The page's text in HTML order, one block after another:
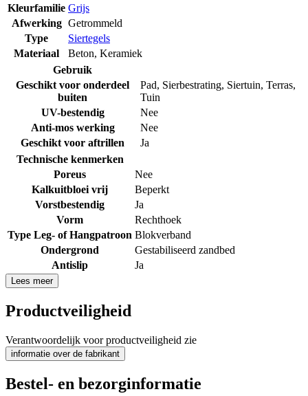
Kleurfamilie Grijs
Afwerking Getrommeld
Type
Siertegels
Materiaal
Beton, Keramiek
Gebruik
Geschikt voor onderdeel
buiten
Pad, Sierbestrating, Siertuin, Terras,
Tuin
UV-bestendig
Nee
Anti-mos werking
Nee
Geschikt voor aftrillen
Ja
Technische kenmerken
Poreus
Nee
Kalkuitbloei vrij
Beperkt
Vorstbestendig
Ja
Vorm
Rechthoek
Type Leg- of Hangpatroon Blokverband
Ondergrond
Gestabiliseerd zandbed
Antislip
Ja
Lees meer
Productveiligheid
Verantwoordelijk voor productveiligheid zie
informatie over de fabrikant
Bestel- en bezorginformatie